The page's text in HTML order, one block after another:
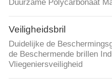
Duurzame Polycarbonaat
Veiligheidsbril
Duidelijke de
de Beschermende brillen
Vliegeniersveiligheid